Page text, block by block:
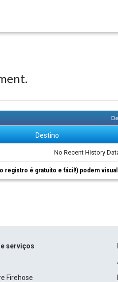
Destino
No Recent History
registro é gratuito e fácil!) podem
serviços
Firehose